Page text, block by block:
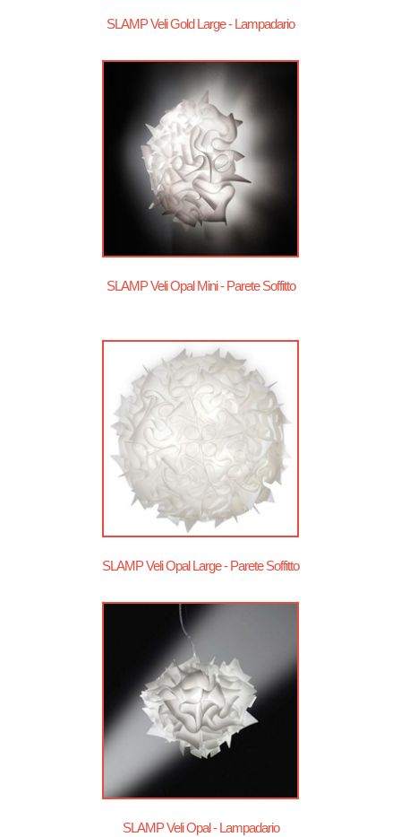
SLAMP Veli Gold Large - Lampadario
SLAMP Veli Opal Mini - Parete Soffitto
SLAMP Veli Opal Large - Parete Soffitto
SLAMP Veli Opal - Lampadario